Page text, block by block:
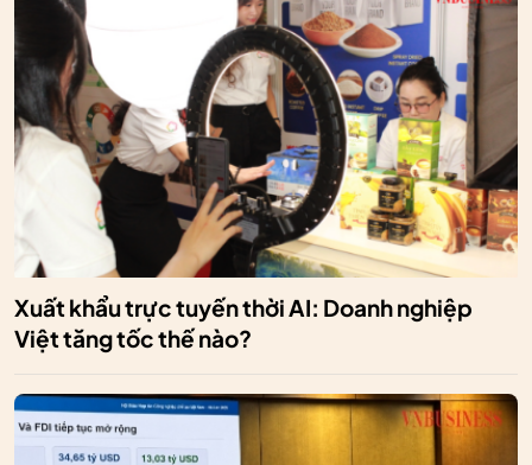
Xuất khẩu trực tuyến thời AI: Doanh nghiệp
Việt tăng tốc thế nào?